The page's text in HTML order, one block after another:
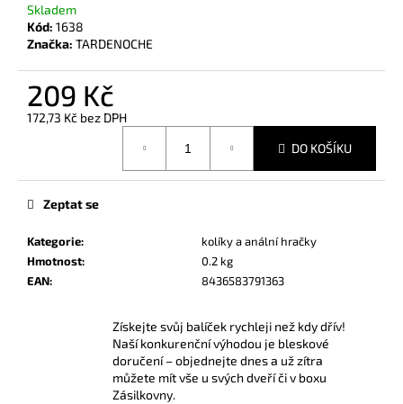
Skladem
Kód: 1638
Značka: TARDENOCHE
209 Kč
172,73 Kč bez DPH
DO KOŠÍKU
Kategorie:
kolíky a anální hračky
Hmotnost:
0.2 kg
EAN: 8436583791363
Zeptat se
Získejte svůj balíček rychleji než kdy dřív!
Naší konkurenční výhodou je bleskové
doručení – objednejte dnes a už zítra
můžete mít vše u svých dveří či v boxu
Zásilkovny.
D
p
u
m
e